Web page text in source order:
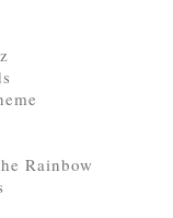
Rainbow